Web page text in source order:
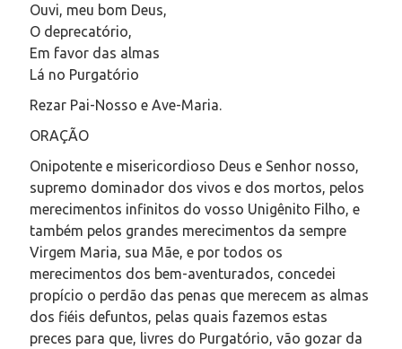
Ouvi, meu bom Deus,
O deprecatório,
Em favor das almas
Lá no Purgatório
Rezar Pai-Nosso e Ave-Maria.
ORAÇÃO
Onipotente e misericordioso Deus e Senhor nosso,
supremo dominador dos vivos e dos mortos, pelos
merecimentos infinitos do vosso Unigênito Filho, e
também pelos grandes merecimentos da sempre
Virgem Maria, sua Mãe, e por todos os
merecimentos dos bem-aventurados, concedei
propício o perdão das penas que merecem as almas
dos fiéis defuntos, pelas quais fazemos estas
preces para que, livres do Purgatório, vão gozar da